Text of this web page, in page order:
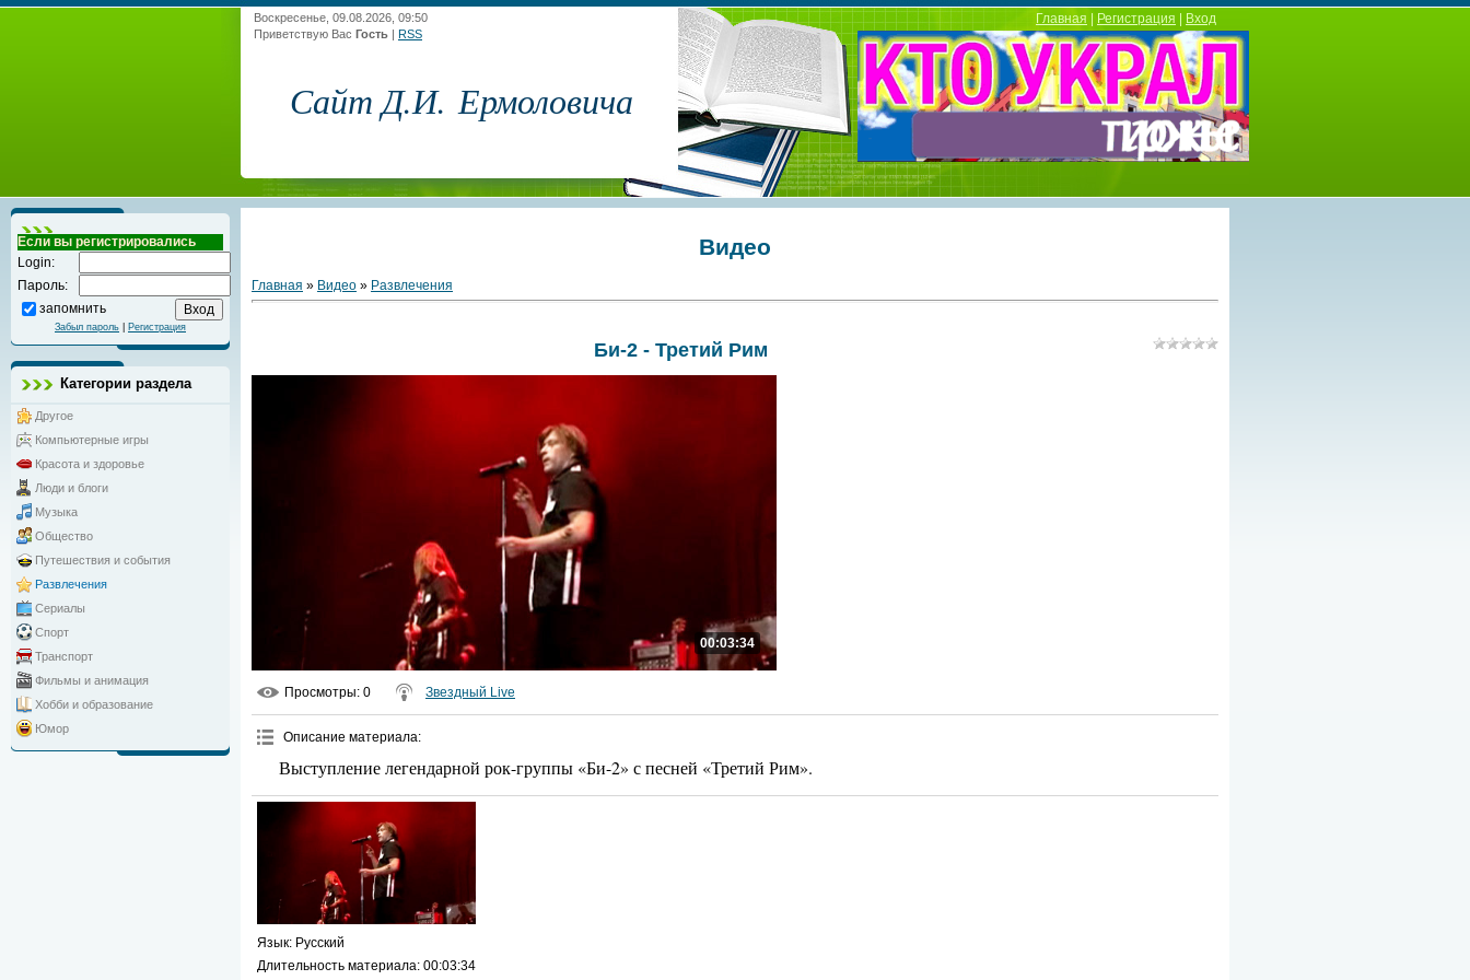
Воскресенье, 09.08.2026, 09:50
Приветствую Вас Гость | RSS
Сайт Д.И. Ермоловича
Главная Регистрация Вход
Если вы регистрировались
Login:
Пароль:
запомнить
Забыл пароль Регистрация
Категории раздела
Другое
Компьютерные игры
Красота и здоровье
Люди и блоги
Музыка
Общество
Путешествия и события
Развлечения
Сериалы
Спорт
Транспорт
Фильмы и анимация
Хобби и образование
Юмор
Видео
Главная » Видео » Развлечения
Би-2 - Третий Рим
00:03:34
Просмотры: 0 Звездный Live
Описание материала:
Выступление легендарной рок-группы «Би-2» с песней «Третий Рим».
Язык: Русский
Длительность материала: 00:03:34